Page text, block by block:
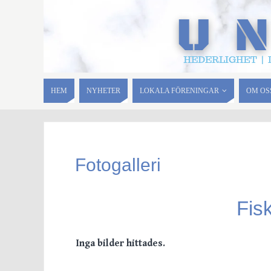
HEM NYHETER LOKALA FÖRENINGAR OM
Fotogalleri
Inga bilder hittades.